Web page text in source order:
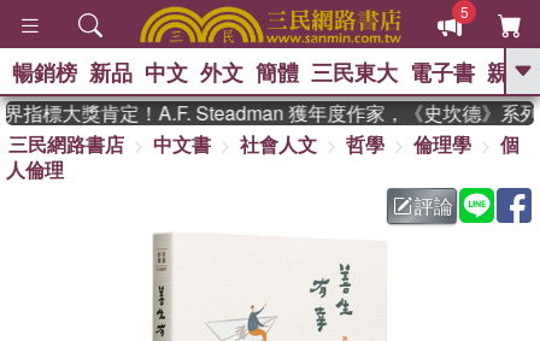
5
GO
熱搜： 東野圭吾 、 高希均教授回憶錄
暑期推薦 、 國際布克
方念華 、 台灣的李
偉大的迷走神經
暢銷榜 新品 中文 外文 簡體 三民東大 電子書 親子
標大獎肯定！A.F. Steadman 獲年度作家，《史坎德》系列
三民網路書店
中文書 社會人文 哲學 倫理學
個
人倫理
評論